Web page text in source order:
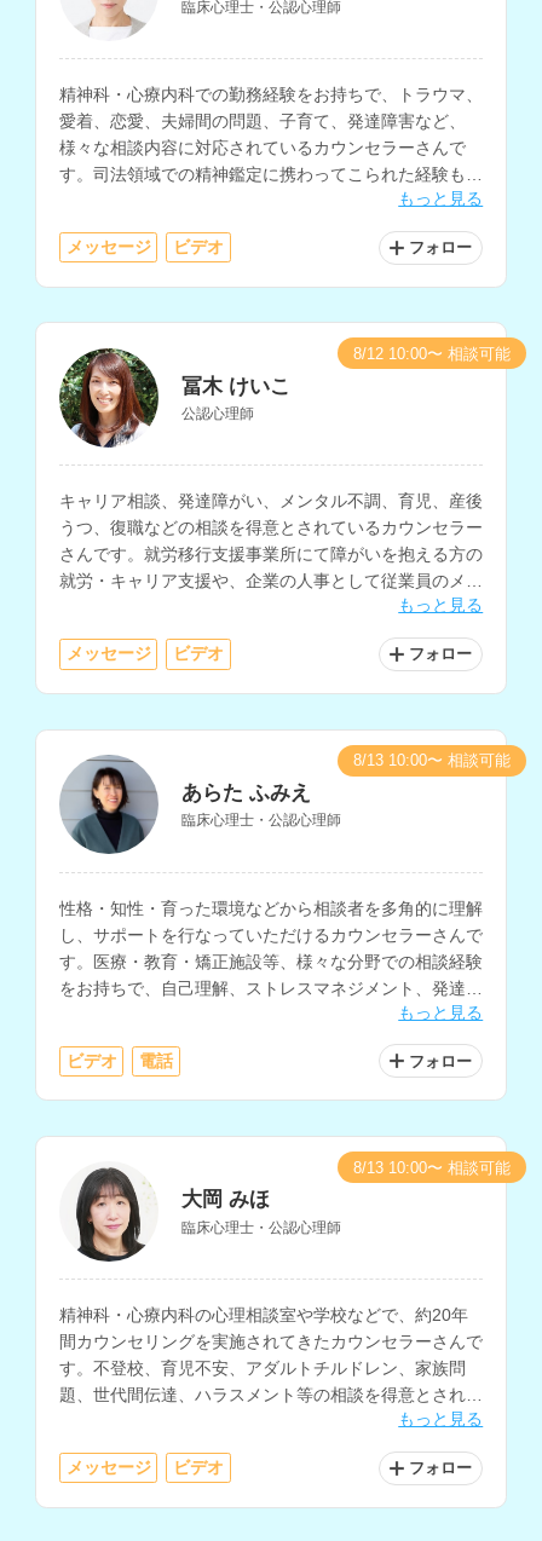
臨床心理士・公認心理師
精神科・心療内科での勤務経験をお持ちで、トラウマ、
愛着、恋愛、夫婦間の問題、子育て、発達障害など、
様々な相談内容に対応されているカウンセラーさんで
す。司法領域での精神鑑定に携わってこられた経験もお
もっと見る
メッセージ ビデオ フォロー
冨木 けいこ
公認心理師
キャリア相談、発達障がい、メンタル不調、育児、産後
うつ、復職などの相談を得意とされているカウンセラー
さんです。就労移行支援事業所にて障がいを抱える方の
就労・キャリア支援や、企業の人事として従業員のメン
もっと見る
メッセージ ビデオ フォロー
8/12 10:00〜 相談可能
あらた ふみえ
臨床心理士・公認心理師
性格・知性・育った環境などから相談者を多角的に理解
し、サポートを行なっていただけるカウンセラーさんで
す。医療・教育・矯正施設等、様々な分野での相談経験
をお持ちで、自己理解、ストレスマネジメント、発達障
害、アダルトチルドレンなどの相談を得意とされていま
もっと見る
ビデオ 電話 フォロー
8/13 10:00〜 相談可能
大岡 みほ
臨床心理士・公認心理師
精神科・心療内科の心理相談室や学校などで、約20年
間カウンセリングを実施されてきたカウンセラーさんで
す。不登校、育児不安、アダルトチルドレン、家族問
題、世代間伝達、ハラスメント等の相談を得意とされて
もっと見る
メッセージ ビデオ フォロー
8/13 10:00〜 相談可能